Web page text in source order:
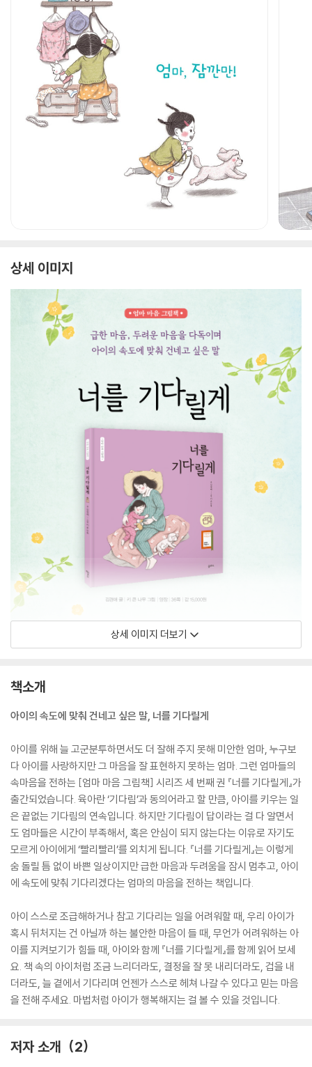
상세 이미지
상세 이미지 더보기
책소개
아이의 속도에 맞춰 건네고 싶은 말, 너를 기다릴게
아이를 위해 늘 고군분투하면서도 더 잘해 주지 못해 미안한 엄마, 누구보
다 아이를 사랑하지만 그 마음을 잘 표현하지 못하는 엄마. 그런 엄마들의
속마음을 전하는 [엄마 마음 그림책] 시리즈 세 번째 권 『너를 기다릴게』가
출간되었습니다. 육아란 ‘기다림’과 동의어라고 할 만큼, 아이를 키우는 일
은 끝없는 기다림의 연속입니다. 하지만 기다림이 답이라는 걸 다 알면서
도 엄마들은 시간이 부족해서, 혹은 안심이 되지 않는다는 이유로 자기도
모르게 아이에게 ‘빨리빨리’를 외치게 됩니다. 『너를 기다릴게』는 이렇게
숨 돌릴 틈 없이 바쁜 일상이지만 급한 마음과 두려움을 잠시 멈추고, 아이
에 속도에 맞춰 기다리겠다는 엄마의 마음을 전하는 책입니다.
아이 스스로 조급해하거나 참고 기다리는 일을 어려워할 때, 우리 아이가
혹시 뒤처지는 건 아닐까 하는 불안한 마음이 들 때, 무언가 어려워하는 아
이를 지켜보기가 힘들 때, 아이와 함께 『너를 기다릴게』를 함께 읽어 보세
요. 책 속의 아이처럼 조금 느리더라도, 결정을 잘 못 내리더라도, 겁을 내
더라도, 늘 곁에서 기다리며 언젠가 스스로 헤쳐 나갈 수 있다고 믿는 마음
을 전해 주세요. 마법처럼 아이가 행복해지는 걸 볼 수 있을 것입니다.
저자 소개 2